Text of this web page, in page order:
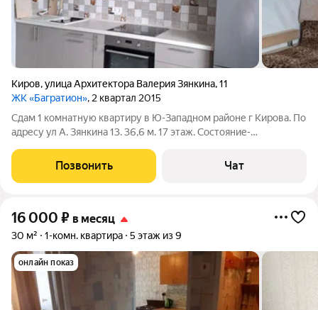
Киров,улица Архитектора Валерия Зянкина,11
ЖК «Багратион», 2 квартал 2015
Сдам 1 комнатную квартиру в Ю-Западном районе г Кирова. По
адресу ул А. Зянкина 13. 36,6 м. 17 этаж. Состояние-
лоджия. Есть необходимая мебель и быт тех. Цена- 20 тр+
коммун. Квартира готова к
Позвонить Чат
16 000 ₽ в месяц
30 м² 1-комн. квартира 5 этаж из 9
онлайн показ